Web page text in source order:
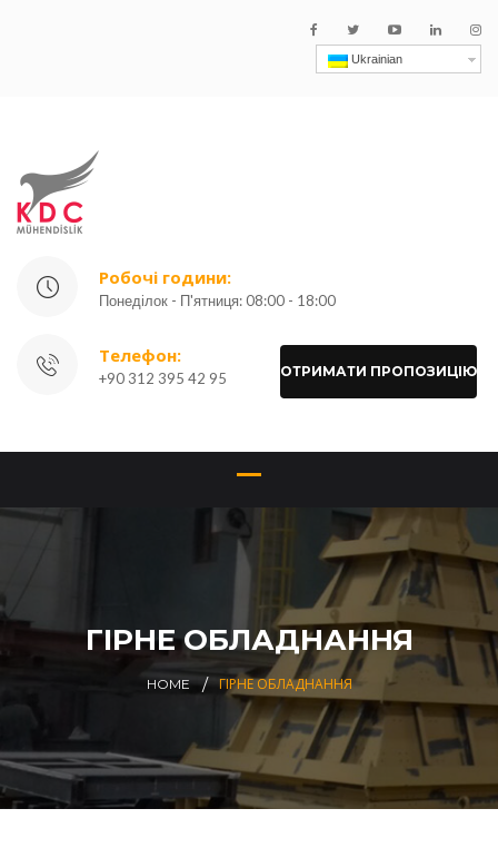
Ukrainian
Робочі години:
Понеділок - П'ятниця: 08:00 - 18:00
Телефон:
+90 312 395 42 95 ОТРИМАТИ ПРОПОЗИЦІЮ
ГІРНЕ ОБЛАДНАННЯ
HOME ГІРНЕ ОБЛАДНАННЯ